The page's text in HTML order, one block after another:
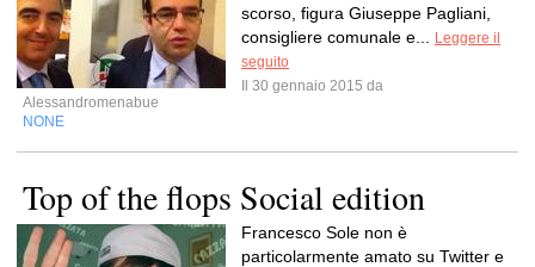
scorso, figura Giuseppe Pagliani,
consigliere comunale e...
Leggere il
seguito
Il 30 gennaio 2015 da
Alessandromenabue
NONE
Top of the flops Social edition
Francesco Sole non è
particolarmente amato su Twitter e